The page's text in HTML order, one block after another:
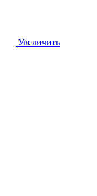
Увеличить